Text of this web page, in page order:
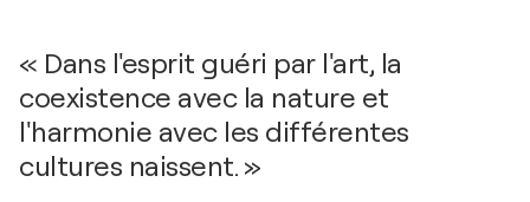
« Dans l'esprit guéri par l'art, la
coexistence avec la nature et
l'harmonie avec les différentes
cultures naissent. »